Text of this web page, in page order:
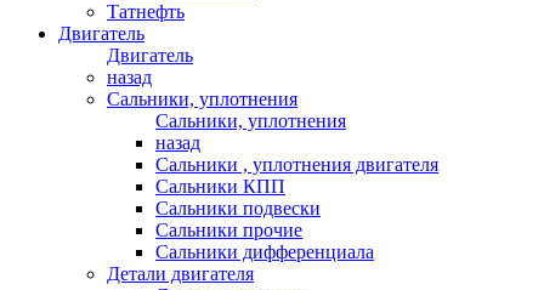
Татнефть
Двигатель
Двигатель
назад
Сальники, уплотнения
Сальники, уплотнения
назад
Сальники , уплотнения двигателя
Сальники КПП
Сальники подвески
Сальники прочие
Сальники дифференциала
Детали двигателя